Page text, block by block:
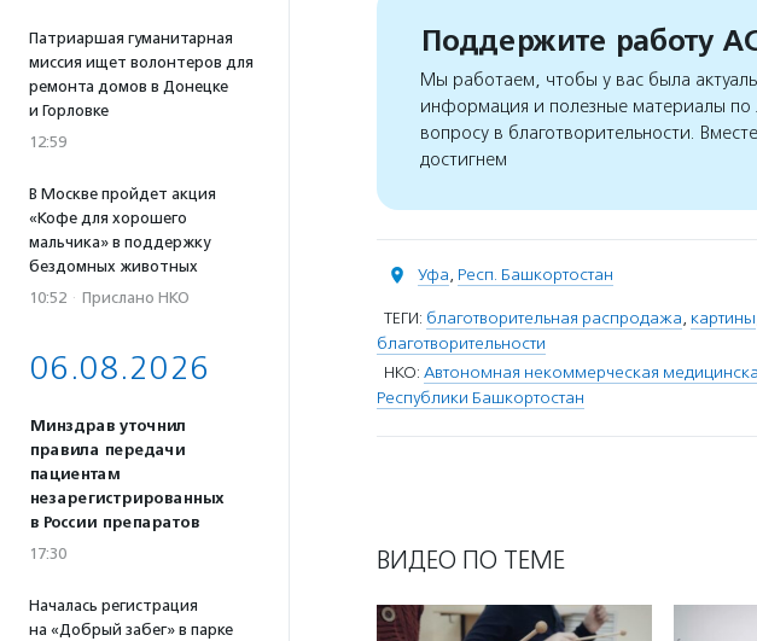
Патриаршая гуманитарная
миссия ищет волонтеров для
ремонта домов в Донецке
и Горловке
12:59
В Москве пройдет акция
«Кофе для хорошего
мальчика» в поддержку
бездомных животных
10:52 · Прислано НКО
06.08.2026
Минздрав уточнил
правила передачи
пациентам
незарегистрированных
в России препаратов
17:30
Началась регистрация
на «Добрый забег» в парке
Поддержите работу
Мы работаем, чтобы у вас была
информация и полезные материалы
вопросу в благотворительности.
достигнем
Уфа, Респ. Башкортостан
ТЕГИ: благотворительная распродажа, картины
благотворительности
НКО: Автономная некоммерческая
Республики Башкортостан
ВИДЕО ПО ТЕМЕ